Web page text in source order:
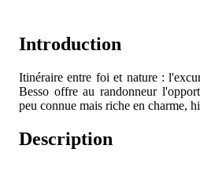
Introduction
Itinéraire entre foi et nature :
Besso offre au randonneur
peu connue mais riche en charme,
Description